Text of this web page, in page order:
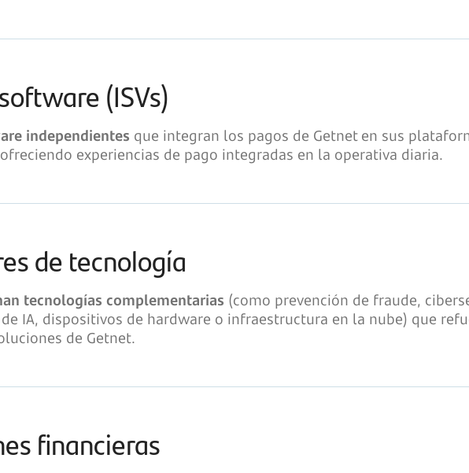
(ISVs)
independientes que integran los pagos de Getnet en sus
experiencias de pago integradas en la operativa diaria.
de tecnología
tecnologías complementarias (como prevención de fraude,
IA, dispositivos de hardware o infraestructura en la nube) que
de Getnet.
financieras